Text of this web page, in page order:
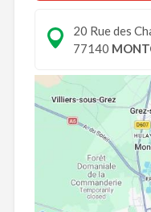
20 Rue des
77140